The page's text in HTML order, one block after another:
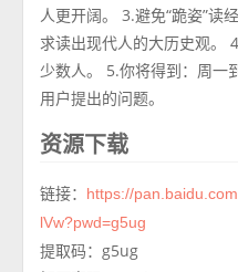
人更开阔。 3.避免“跪姿”读
求读出现代人的大历史观。
少数人。 5.你将得到：周一
用户提出的问题。
资源下载
链接：
https://
lVw?pwd=g5ug
提取码：g5ug